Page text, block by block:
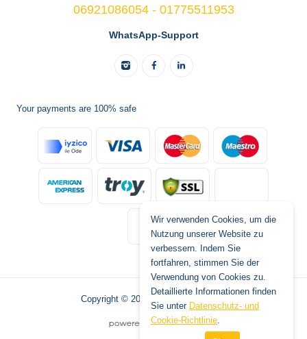
06921086054 - 01775511953
WhatsApp-Support
Your payments are 100% safe
Wir verwenden Cookies, um die
Nutzung unserer Website zu
verbessern. Indem Sie
fortfahren, stimmen Sie der
Verwendung von Cookies zu.
Detaillierte Informationen finden
Sie unter Datenschutz- und
Cookie-Richtlinie
Copyright © 2026 www.tatilburada.de